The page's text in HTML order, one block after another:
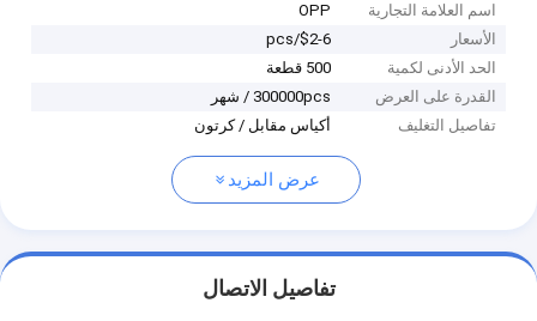
اسم العلامة التجارية
OPP
الأسعار
$2-6/pcs
الحد الأدنى لكمية
500 قطعة
القدرة على العرض
300000pcs / شهر
تفاصيل التغليف
أكياس مقابل / كرتون
عرض المزيد
تفاصيل الاتصال